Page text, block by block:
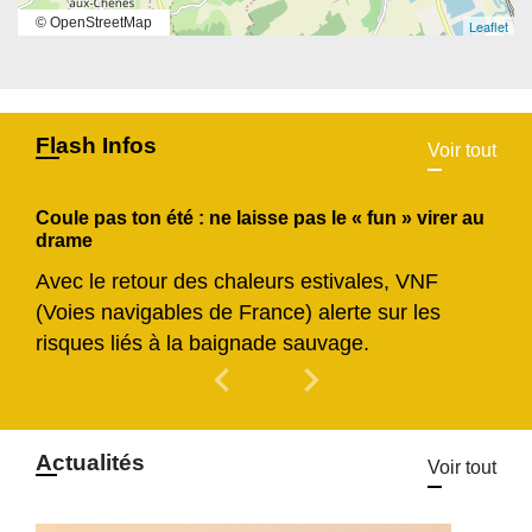
Leaflet
© OpenStreetMap
Flash Infos Voir tout
Coule pas ton été : ne laisse pas le « fun » virer au
drame
Avec le retour des chaleurs estivales, VNF
(Voies navigables de France) alerte sur les
risques liés à la baignade sauvage.
chevron_left Previous
chevron_right
Actualités Voir tout